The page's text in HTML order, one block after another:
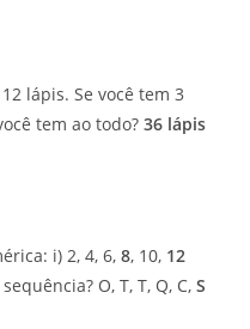
lápis. Se você tem 3
tem ao todo?36 lápis
i) 2, 4, 6,8, 10, 12
O, T, T, Q, C,S